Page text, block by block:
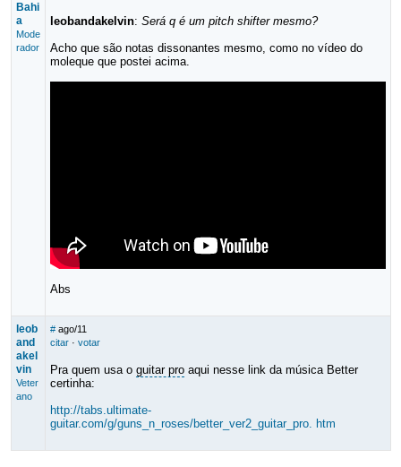
Bahi
a
Mode
rador
leobandakelvin: Será q é um pitch shifter mesmo?
Acho que são notas dissonantes mesmo, como no vídeo do
moleque que postei acima.
Abs
leob
and
akel
vin
Veter
ano
# ago/11
citar· votar
Pra quem usa o guitar proaqui nesse link da música Better
certinha:
http://tabs.ultimate-
guitar.com/g/guns_n_roses/better_ver2_guitar_pro. htm